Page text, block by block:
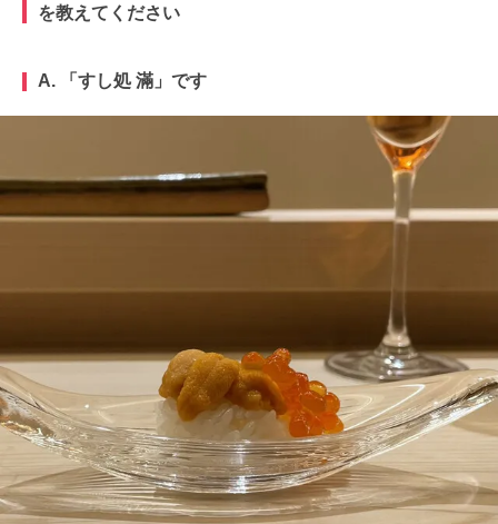
を教えてください
A. 「すし処 滿 」です